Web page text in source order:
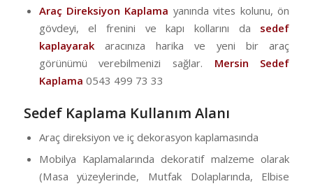
Araç Direksiyon Kaplama yanında vites kolunu, ön
gövdeyi, el frenini ve kapı kollarını da sedef
kaplayarakaracınıza harika ve yeni bir araç
görünümü verebilmenizi sağlar. Mersin Sedef
Kaplama 0543 499 73 33
Sedef Kaplama Kullanım Alanı
Araç direksiyon ve iç dekorasyon kaplamasında
Mobilya Kaplamalarında dekoratif malzeme olarak
(Masa yüzeylerinde, Mutfak Dolaplarında, Elbise